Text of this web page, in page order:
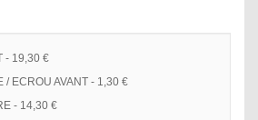
- 19,30 €
/ ECROU AVANT - 1,30 €
- 14,30 €